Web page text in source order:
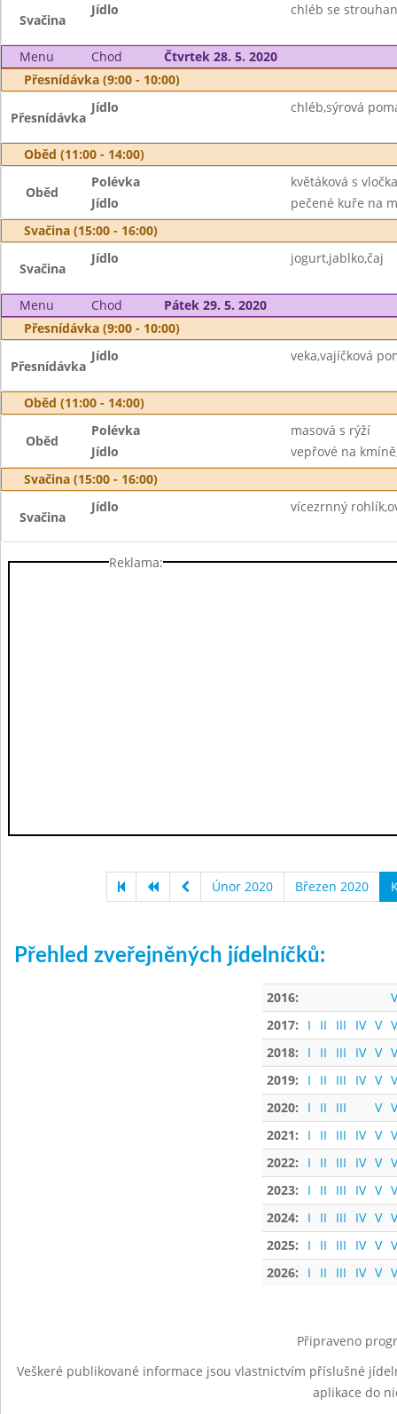
Svačina
Jídlo chléb se
Menu Chod
Čtvrtek 28. 5. 2020
Přesnídávka (9:00 - 10:00)
Přesnídávka
Jídlo chléb,sýrová
Oběd (11:00 - 14:00)
Oběd
Polévka
květáková s
Jídlo
pečené kuře na
Svačina (15:00 - 16:00)
Svačina
Jídlo jogurt,jablko,čaj
Menu Chod
Pátek 29. 5. 2020
Přesnídávka (9:00 - 10:00)
Přesnídávka
Jídlo veka,vajíčková
Oběd (11:00 - 14:00)
Oběd
Polévka
masová s rýží
Jídlo
vepřové na
Svačina (15:00 - 16:00)
Svačina
Jídlo vícezrnný
Reklama:
Únor 2020 Březen 2020
Přehled zveřejněných jídelníčků:
2016:
2017:
I II III IV V
2018:
I II III IV V
2019:
I II III IV V
2020:
I II III V
2021:
I II III IV V
2022:
I II III IV V
2023:
I II III IV V
2024:
I II III IV V
2025:
I II III IV V
2026:
I II III IV V
Připraveno
Veškeré publikované informace jsou vlastnictvím příslušné
aplikace do